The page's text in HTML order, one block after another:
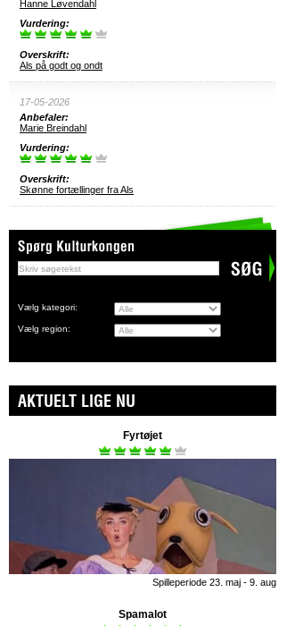
Hanne Løvendahl
Vurdering:
Overskrift:
Als på godt og ondt
17-05-2026
Anbefaler:
Marie Breindahl
Vurdering:
Overskrift:
Skønne fortællinger fra Als
Vælg kategori:
Vælg region:
AKTUELT LIGE NU
Fyrtøjet
Spilleperiode 23. maj - 9. aug
Spamalot